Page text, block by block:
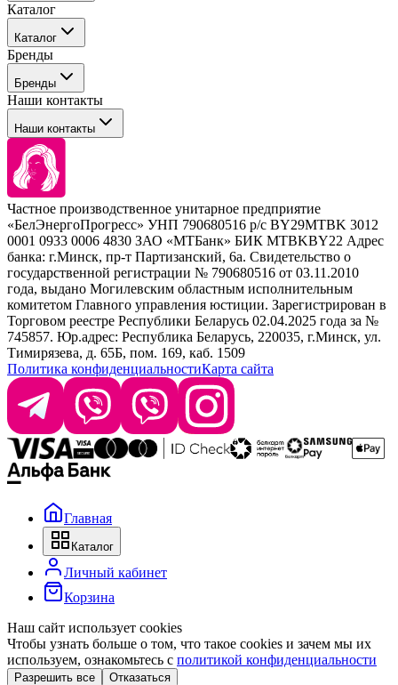
События
Покупателю
Каталог
Каталог
Профессиональные средства для окрашивания волос
Сервисные средства
Уход
Стайлинг
Брови и ресницы
Барберинг
Наборы
Расходные материалы
Бренды
Бренды
Tefia
Concept
Kezy
Barex
Sim Sensitive
Kebren
Selective Professional
White Line
Наши контакты
Наши контакты
+ 375 44 7233514
+ 375 29 1649505
info@krasabel.by
Офис: г. Минск, ул. Тимирязева 65Б, офис 1509
Склад: г. Минск, ул. Домбровская, 15
Время работы: пн–чт 9:00–17:30, пт 9:00–17:00
Частное производственное унитарное предприятие
«БелЭнергоПрогресс» УНП 790680516 р/с BY29MTBK 3012
0001 0933 0006 4830 ЗАО «МТБанк» БИК MTBKBY22 Адрес
банка: г.Минск, пр-т Партизанский, 6а. Свидетельство о
государственной регистрации № 790680516 от 03.11.2010
года, выдано Могилевским областным исполнительным
комитетом Главного управления юстиции. Зарегистрирован в
Торговом реестре Республики Беларусь 02.04.2025 года за №
745857. Юр.адрес: Республика Беларусь, 220035, г.Минск, ул.
Тимирязева, д. 65Б, пом. 169, каб. 1509
Политика конфиденциальностиКарта сайта
Главная
Каталог
Личный кабинет
Корзина
Наш сайт использует cookies
Чтобы узнать больше о том, что такое cookies и зачем мы их
используем, ознакомьтесь с политикой конфиденциальности
Разрешить все Отказаться